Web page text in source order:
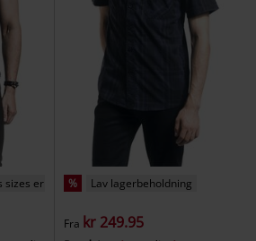
sizes er tilgængelige
% Lav lagerbeholdning
Fra kr 249.95